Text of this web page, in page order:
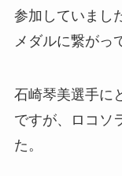
参加していまし
メダルに繋がっ
石崎琴美選手に
ですが、ロコソ
た。